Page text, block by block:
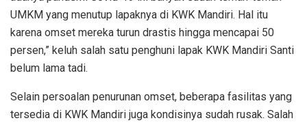
UMKM yang menutup lapaknya di KWK Mandiri. Hal itu
karena omset mereka turun drastis hingga mencapai 50
persen,” keluh salah satu penghuni lapak KWK Mandiri Santi
belum lama tadi.
Selain persoalan penurunan omset, beberapa fasilitas yang
tersedia di KWK Mandiri juga kondisinya sudah rusak. Salah